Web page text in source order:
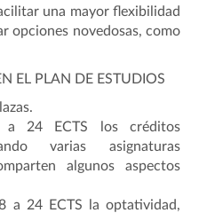
una mayor flexibilidad
opciones novedosas, como
EL PLAN DE ESTUDIOS
24 ECTS los créditos
varias asignaturas
algunos aspectos
a 24 ECTS la optatividad,